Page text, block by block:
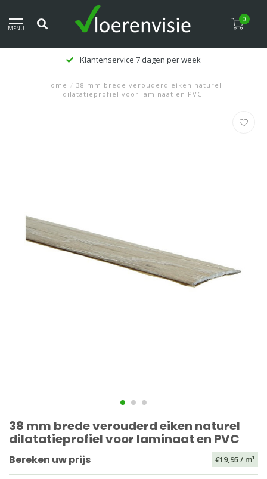
MENU
0
Klantenservice 7 dagen per week
Home / 38 mm brede verouderd eiken naturel
dilatatieprofiel voor laminaat en PVC
38 mm brede verouderd eiken naturel
dilatatieprofiel voor laminaat en PVC
Bereken uw prijs €19,95/ m¹